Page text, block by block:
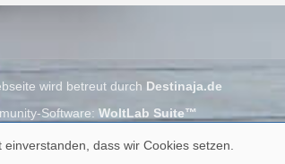
wird betreut durch Destinaja.de
Software: WoltLab Suite™
dass wir Cookies setzen.